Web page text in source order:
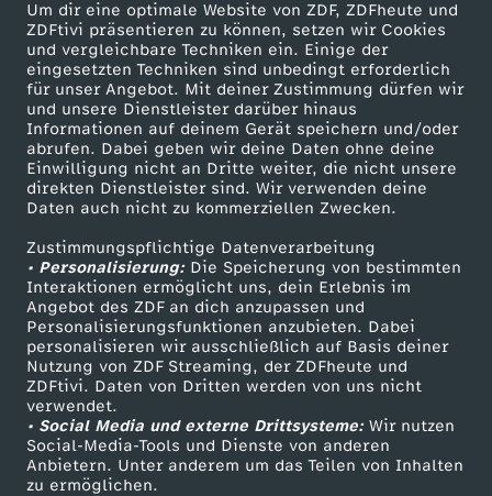
Um dir eine optimale Website von ZDF, ZDFheute und
ZDFtivi präsentieren zu können, setzen wir Cookies
und vergleichbare Techniken ein. Einige der
eingesetzten Techniken sind unbedingt erforderlich
für unser Angebot. Mit deiner Zustimmung dürfen wir
und unsere Dienstleister darüber hinaus
Informationen auf deinem Gerät speichern und/oder
abrufen. Dabei geben wir deine Daten ohne deine
Einwilligung nicht an Dritte weiter, die nicht unsere
direkten Dienstleister sind. Wir verwenden deine
Daten auch nicht zu kommerziellen Zwecken.
Zustimmungspflichtige Datenverarbeitung
• Personalisierung:Die Speicherung von bestimmten
Interaktionen ermöglicht uns, dein Erlebnis im
Angebot des ZDF an dich anzupassen und
Personalisierungsfunktionen anzubieten. Dabei
personalisieren wir ausschließlich auf Basis deiner
Nutzung von ZDF Streaming, der ZDFheute und
ZDFtivi. Daten von Dritten werden von uns nicht
verwendet.
• Social Media und externe Drittsysteme:Wir nutzen
Social-Media-Tools und Dienste von anderen
Anbietern. Unter anderem um das Teilen von Inhalten
zu ermöglichen.
i
e
l
e
,
T
a
g
2
Mehr ZDF
ZDF-Apps
Smart TV
ZDFtext
Livestreams
Sendungen A-Z
TV-Programm
Service
ZDFmitreden
Kontakt zum ZDF
Tickets
Zuschauerservice
Hilfe
ZDF Unternehmen
Karriere